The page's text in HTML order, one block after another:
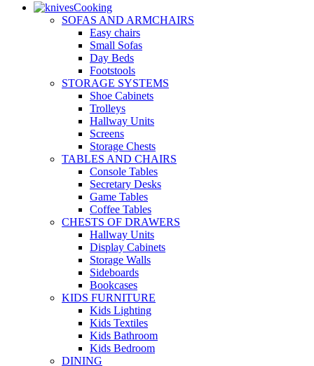
Cooking
SOFAS AND ARMCHAIRS
Easy chairs
Small Sofas
Day Beds
Footstools
STORAGE SYSTEMS
Shoe Cabinets
Trolleys
Hallway Units
Screens
Storage Chests
TABLES AND CHAIRS
Console Tables
Secretary Desks
Game Tables
Coffee Tables
CHESTS OF DRAWERS
Hallway Units
Display Cabinets
Storage Walls
Sideboards
Bookcases
KIDS FURNITURE
Kids Lighting
Kids Textiles
Kids Bathroom
Kids Bedroom
DINING